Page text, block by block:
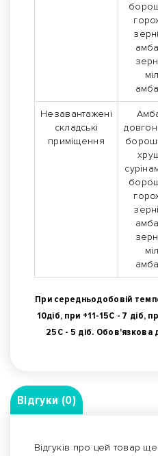
Незавантажені
складські
приміщення
При середньодобовій
10діб, при +11-15С - 7 діб,
25С - 5 діб. Обов'язкова
Відгуки (0)
Відгуків про цей товар